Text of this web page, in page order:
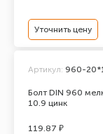
Уточнить цену
Болт DIN 960
10.9 цинк
Артикул: 960-
119.87 ₽